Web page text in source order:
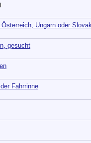
)
Ungarn oder
gesucht
Fahrrinne